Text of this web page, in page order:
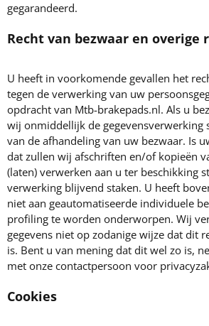
gegarandeerd.
Recht van bezwaar en overige
U heeft in voorkomende gevallen het
tegen de verwerking van uw
opdracht van Mtb-brakepads.nl. Als u
wij onmiddellijk de gegevensverwerking
van de afhandeling van uw bezwaar. Is
dat zullen wij afschriften en/of kopieën
(laten) verwerken aan u ter beschikking
verwerking blijvend staken. U heeft
niet aan geautomatiseerde individuele
profiling te worden onderworpen. Wij
gegevens niet op zodanige wijze dat dit
is. Bent u van mening dat dit wel zo is,
met onze contactpersoon voor
Cookies